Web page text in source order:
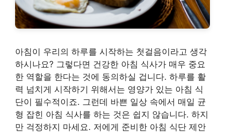
아침이 우리의 하루를 시작하는 첫걸음이라고 생각
하시나요? 그렇다면 건강한 아침 식사가 매우 중요
한 역할을 한다는 것에 동의하실 겁니다. 하루를 활
력 넘치게 시작하기 위해서는 영양가 있는 아침 식
단이 필수적이죠. 그런데 바쁜 일상 속에서 매일 균
형 잡힌 아침 식사를 하는 것은 쉽지 않습니다. 하지
만 걱정하지 마세요. 저에게 준비한 아침 식단 제안